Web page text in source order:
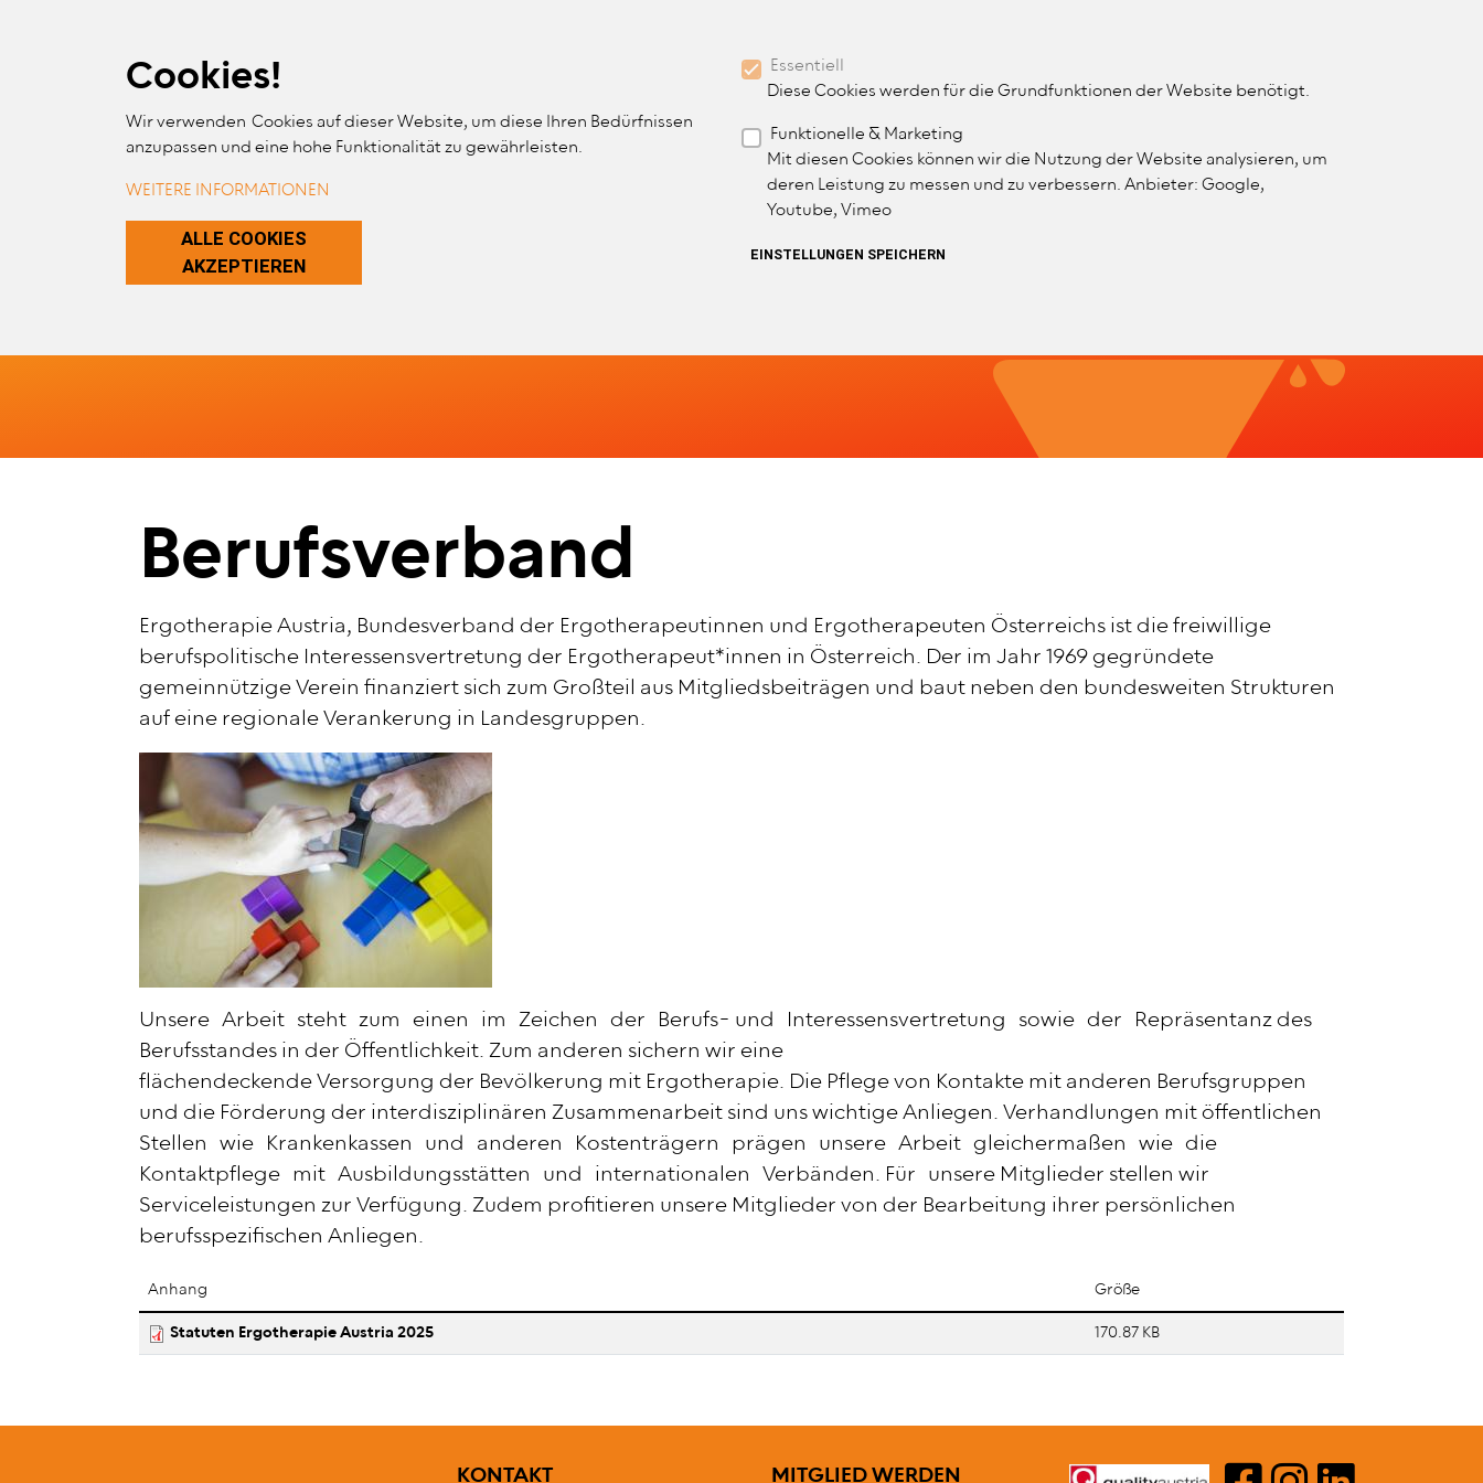
Cookies!
Wir verwenden Cookies auf dieser Website, um diese Ihren Bedürfnissen
anzupassen und eine hohe Funktionalität zu gewährleisten.
WEITERE INFORMATIONEN
ALLE COOKIES
AKZEPTIEREN
Essentiell
Diese Cookies werden für die Grundfunktionen der Website benötigt.
Funktionelle & Marketing
Mit diesen Cookies können wir die Nutzung der Website analysieren, um
deren Leistung zu messen und zu verbessern. Anbieter: Google,
Youtube, Vimeo
EINSTELLUNGEN SPEICHERN
MITGLIEDERBEREICH
MAIN NAVIGATION
ERGOTHERAPIE TERMINE & VERANSTALTUNGEN FORTBILDUNG VERBAND
Berufsverband
Ergotherapie Austria, Bundesverband der Ergotherapeutinnen und Ergotherapeuten Österreichs ist die freiwillige
berufspolitische Interessensvertretung der Ergotherapeut*innen in Österreich. Der im Jahr 1969 gegründete
gemeinnützige Verein finanziert sich zum Großteil aus Mitgliedsbeiträgen und baut neben den bundesweiten Strukturen
auf eine regionale Verankerung in Landesgruppen.
Unsere Arbeit steht zum einen im Zeichen der Berufs- und Interessensvertretung sowie der Repräsentanz des
Berufsstandes in der Öffentlichkeit. Zum anderen sichern wir eine
flächendeckende Versorgung der Bevölkerung mit Ergotherapie. Die Pflege von Kontakte mit anderen Berufsgruppen
und die Förderung der interdisziplinären Zusammenarbeit sind uns wichtige Anliegen. Verhandlungen mit öffentlichen
Stellen wie Krankenkassen und anderen Kostenträgern prägen unsere Arbeit gleichermaßen wie die
Kontaktpflege mit Ausbildungsstätten und internationalen Verbänden. Für unsere Mitglieder stellen wir
Serviceleistungen zur Verfügung. Zudem profitieren unsere Mitglieder von der Bearbeitung ihrer persönlichen
berufsspezifischen Anliegen.
Anhang
Größe
Statuten Ergotherapie Austria 2025
170.87 KB
FUSSZEILENMENÜ
KONTAKT BENUTZERMENÜ
MITGLIED WERDEN ERGOTHERAPIE
ERGOTHERAPIE